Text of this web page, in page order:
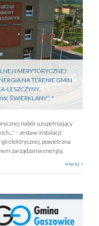
I MERYTORYCZNEJ
NA TERENIE GMIN
LESZCZYNY,
ŚWIERKLANY”. "
nabór uzupełniający
– zestaw instalacji:
elektrycznej, powietrzna
zarządzania energią
więcej >